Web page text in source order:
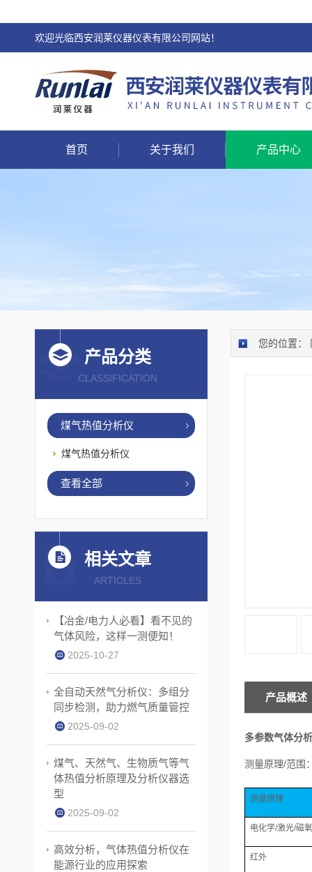
欢迎光临西安润莱仪器仪表有限公司网站！
首页 关于我们 产品中心
您的位置：
产品概述
多参数气体分
测量原理/范围
测量原理
电化学/激光/磁氧
红外
产品分类
CLASSIFICATION
煤气热值分析仪
煤气热值分析仪
查看全部
相关文章
ARTICLES
【冶金/电力人必看】看不见的
气体风险，这样一测便知！
2025-10-27
全自动天然气分析仪：多组分
同步检测，助力燃气质量管控
2025-09-02
煤气、天然气、生物质气等气
体热值分析原理及分析仪器选
型
2025-09-02
高效分析，气体热值分析仪在
能源行业的应用探索